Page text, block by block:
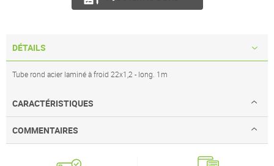
DÉTAILS
Tube rond acier laminé à froid 22x1,2 - long. 1m
CARACTÉRISTIQUES
COMMENTAIRES